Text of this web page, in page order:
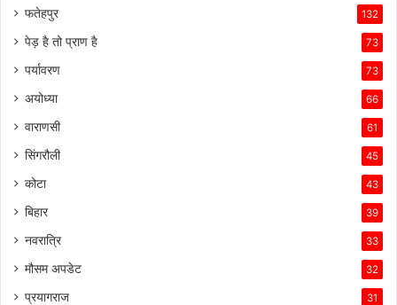
फतेहपुर 132
पेड़ है तो प्राण है 73
पर्यावरण 73
अयोध्या 66
वाराणसी 61
सिंगरौली 45
कोटा 43
बिहार 39
नवरात्रि 33
मौसम अपडेट 32
प्रयागराज 31